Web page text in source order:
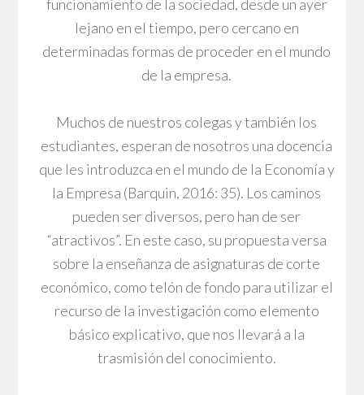
funcionamiento de la sociedad, desde un ayer
lejano en el tiempo, pero cercano en
determinadas formas de proceder en el mundo
de la empresa.
Muchos de nuestros colegas y también los
estudiantes, esperan de nosotros una docencia
que les introduzca en el mundo de la Economía y
la Empresa (Barquin, 2016: 35). Los caminos
pueden ser diversos, pero han de ser
“atractivos”. En este caso, su propuesta versa
sobre la enseñanza de asignaturas de corte
económico, como telón de fondo para utilizar el
recurso de la investigación como elemento
básico explicativo, que nos llevará a la
trasmisión del conocimiento.